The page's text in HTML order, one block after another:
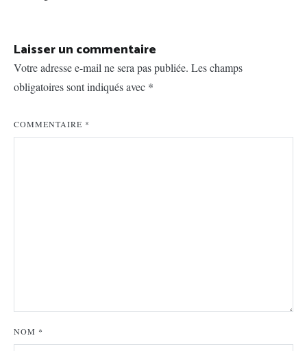
de
Laisser un commentaire
Votre adresse e-mail ne sera pas publiée. Les champs
obligatoires sont indiqués avec *
COMMENTAIRE *
NOM *